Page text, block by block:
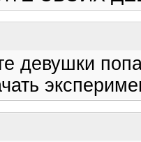
девушки